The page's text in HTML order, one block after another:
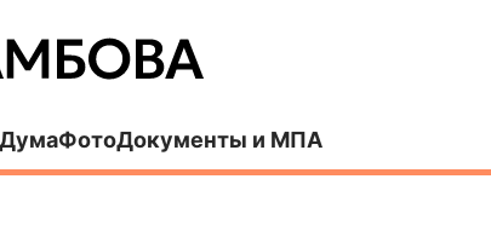
ФотоДокументы и МПА